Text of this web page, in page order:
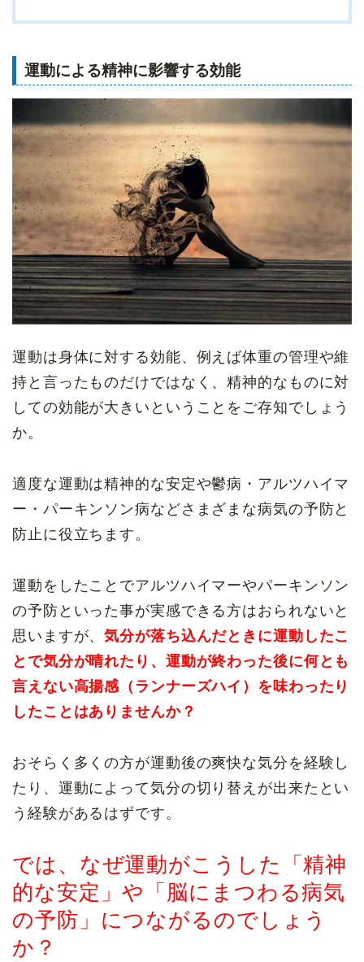
運動による精神に影響する効能
運動は身体に対する効能、例えば体重の管理や維
持と言ったものだけではなく、精神的なものに対
しての効能が大きいということをご存知でしょう
か。
適度な運動は精神的な安定や鬱病・アルツハイマ
ー・パーキンソン病などさまざまな病気の予防と
防止に役立ちます。
運動をしたことでアルツハイマーやパーキンソン
の予防といった事が実感できる方はおられないと
思いますが、気分が落ち込んだときに運動したこ
とで気分が晴れたり、運動が終わった後に何とも
言えない高揚感（ランナーズハイ）を味わったり
したことはありませんか？
おそらく多くの方が運動後の爽快な気分を経験し
たり、運動によって気分の切り替えが出来たとい
う経験があるはずです。
では、なぜ運動がこうした「精神
的な安定」や「脳にまつわる病気
の予防」につながるのでしょう
か？